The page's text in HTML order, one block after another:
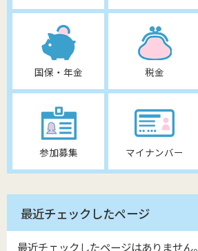
国保・年金 税金
参加募集 マイナンバー
最近チェックしたページ
最近チェックしたページはありません。